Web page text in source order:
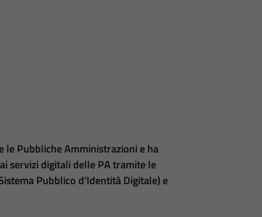
le Pubbliche Amministrazioni e ha
servizi digitali delle PA tramite le
Pubblico d’Identità Digitale) e